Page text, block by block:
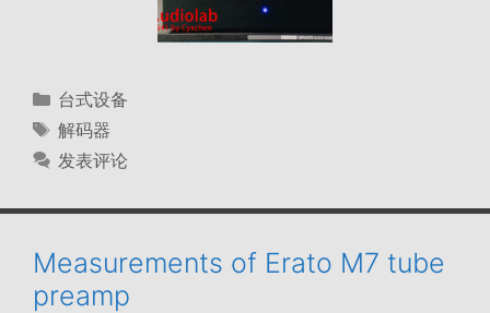
分
类
台式设备
标
签
解码器
发表评论
Measurements of Erato M7 tube
preamp